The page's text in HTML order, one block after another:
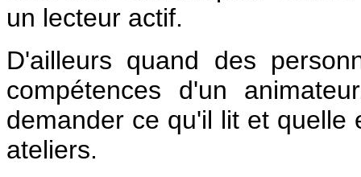
un lecteur actif.
D'ailleurs quand des
compétences d'un
demander ce qu'il lit et
ateliers.